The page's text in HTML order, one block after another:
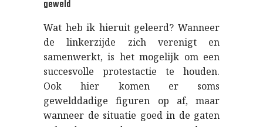
geweld
Wat heb ik hieruit geleerd? Wanneer
de linkerzijde zich verenigt en
samenwerkt, is het mogelijk om een
succesvolle protestactie te houden.
Ook hier komen er soms
gewelddadige figuren op af, maar
wanneer de situatie goed in de gaten